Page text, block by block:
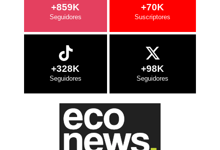
+859K +70K
+328K +98K